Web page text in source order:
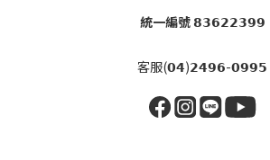
統一編號 𝟴𝟯𝟲𝟮𝟮𝟯𝟵𝟵
客服(𝟬𝟰)𝟮𝟰𝟵𝟲-𝟬𝟵𝟵𝟱